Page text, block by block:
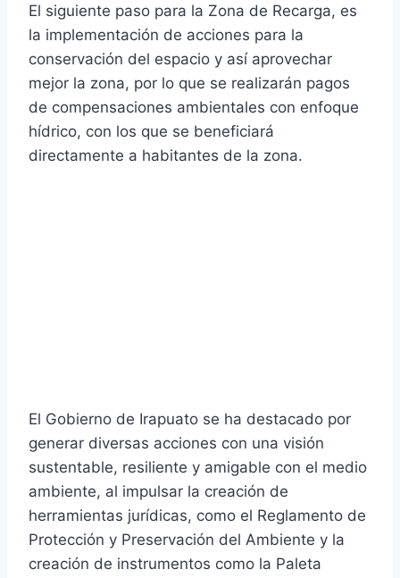
El siguiente paso para la Zona de Recarga, es
la implementación de acciones para la
conservación del espacio y así aprovechar
mejor la zona, por lo que se realizarán pagos
de compensaciones ambientales con enfoque
hídrico, con los que se beneficiará
directamente a habitantes de la zona.
El Gobierno de Irapuato se ha destacado por
generar diversas acciones con una visión
sustentable, resiliente y amigable con el medio
ambiente, al impulsar la creación de
herramientas jurídicas, como el Reglamento de
Protección y Preservación del Ambiente y la
creación de instrumentos como la Paleta